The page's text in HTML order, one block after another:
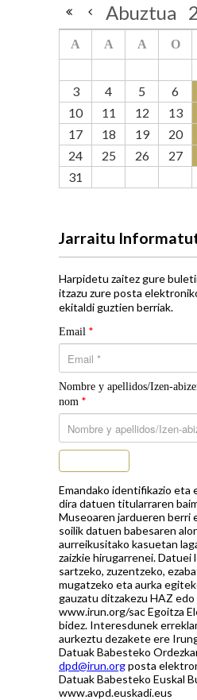
Abuztua
A A A O
3
4 5 6
10
11 12 13
17
18 19 20
24
25 26 27
31
Jarraitu
Harpidetu zaitez gure
itzazu zure posta
ekitaldi guztien berriak.
Email *
Nombre y apellidos/Izen-
nom *
Emandako identifikazio eta
dira datuen titularraren
Museoaren jardueren berri
soilik datuen babesaren
aurreikusitako kasuetan
zaizkie hirugarrenei. Datuei
sartzeko, zuzentzeko,
mugatzeko eta aurka
gauzatu ditzakezu HAZ edo
www.irun.org/sac Egoitza
bidez. Interesdunek
aurkeztu dezakete ere
Datuak Babesteko
dpd@irun.orgposta
Datuak Babesteko Euskal
www.avpd.euskadi.eus